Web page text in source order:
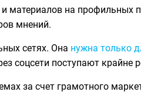
материалов на профильных
мнений.
сетях. Она нужна только
соцсети поступают крайне
за счет грамотного